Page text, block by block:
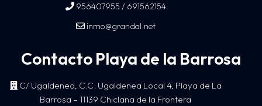
956407955 / 691562154
inmo@grandal.net
Contacto Playa de la Barrosa
C/ Ugaldenea, C.C. Ugaldenea Local 4, Playa de La
Barrosa – 11139 Chiclana de la Frontera